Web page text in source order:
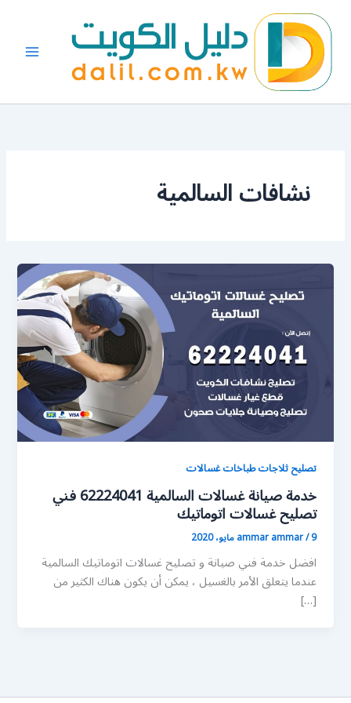
المحتوى
نشافات السالمية
تصليح ثلاجات طباخات غسالات
خدمة صيانة غسالات السالمية 62224041 فني
تصليح غسالات اتوماتيك
ammar ammar/9 مايو، 2020
افضل خدمة فني صيانة و تصليح غسالات اتوماتيك السالمية
عندما يتعلق الأمر بالغسيل ، يمكن أن يكون هناك الكثير من
[…]